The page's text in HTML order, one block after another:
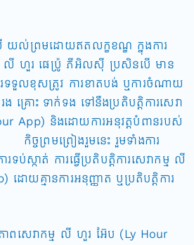
មដោយឥតលក្ខខណ្ឌ ក្នុងការ
ហួរ ផេប្រ៉ូ ភីអិលស៊ី ប្រសិនបើ មាន
ារទទួលខុសត្រូវ ការខាតបង់ ឬការចំណាយ
គ្រោះ ទាក់ទង ទៅនឹងប្រតិបត្តិការសេវា
App) និងដោយការអនុវត្តបំពានរបស់
ព្រមព្រៀងរួមនេះ រួមទាំងការ
ទប់ស្កាត់ ការធ្វើប្រតិបត្តិការសេវាកម្ម លី
ោយគ្មានការអនុញ្ញាត ឬប្រតិបត្តិការ
ាពសេវាកម្ម លី ហួរ អ៊ែប (Ly Hour